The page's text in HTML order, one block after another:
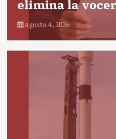
elimina la
agosto 4, 2026